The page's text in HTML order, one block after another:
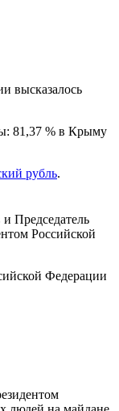
высказалось
81,37 % в Крыму
рубль.
Председатель
Российской
Федерации